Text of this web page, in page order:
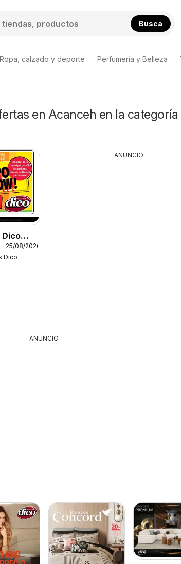
Busca
Ropa, calzado y deporte Perfumería y Belleza
en Acanceh en la categoría
Dico
Expo
25/08/2026
Dico
ANUNCIO
ANUNCIO